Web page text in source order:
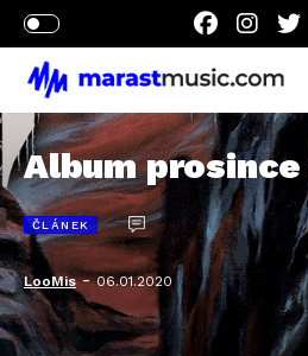
Album prosince
ČLÁNEK
LooMis-06.01.2020